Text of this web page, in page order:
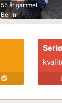
55 år gammel
Berlin